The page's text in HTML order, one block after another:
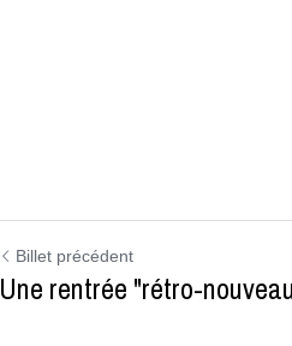
Billet précédent
Une rentrée "rétro-